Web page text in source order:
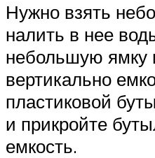
Нужно взять
налить в нее
небольшую ямку
вертикально
пластиковой
и прикройте
емкость.